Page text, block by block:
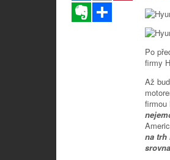
Evernote
Po
firmy
Až
firmou
na trh